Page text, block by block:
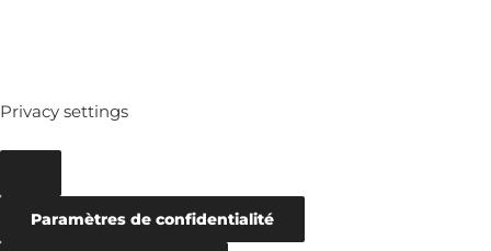
Privacy settings
Paramètres de confidentialité